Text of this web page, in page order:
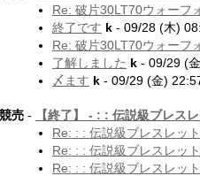
Re: 破片30LT70ウォーフ
終了です k - 09/28 (木)
Re: 破片30LT70ウォーフ
了解しました k - 09/29 (
〆ます k - 09/29 (金)
競売 - 【終了】 - : : 伝説級ブレス
Re: : : 伝説級ブレスレッ
Re: : : 伝説級ブレスレッ
Re: : : 伝説級ブレスレッ